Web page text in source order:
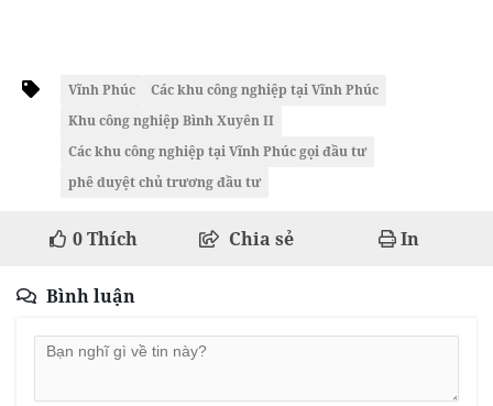
Vĩnh Phúc
Các khu công nghiệp tại Vĩnh Phúc
Khu công nghiệp Bình Xuyên II
Các khu công nghiệp tại Vĩnh Phúc gọi đầu tư
phê duyệt chủ trương đầu tư
0Thích Chia sẻ In
Bình luận